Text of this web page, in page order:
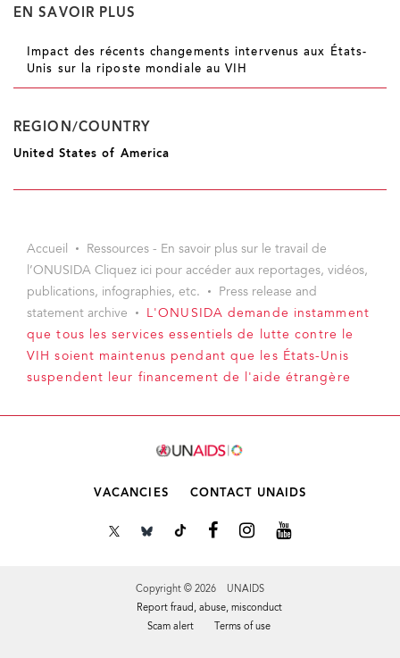
EN SAVOIR PLUS
Impact des récents changements intervenus aux États-
Unis sur la riposte mondiale au VIH
REGION/COUNTRY
United States of America
Accueil
Ressources - En savoir plus sur le travail de
l’ONUSIDA Cliquez ici pour accéder aux reportages, vidéos,
publications, infographies, etc.
Press release and
statement archive
L'ONUSIDA demande instamment
que tous les services essentiels de lutte contre le
VIH soient maintenus pendant que les États-Unis
suspendent leur financement de l'aide étrangère
VACANCIES CONTACT UNAIDS
Copyright © 2026 UNAIDS
Report fraud, abuse, misconduct
Scam alert
Terms of use